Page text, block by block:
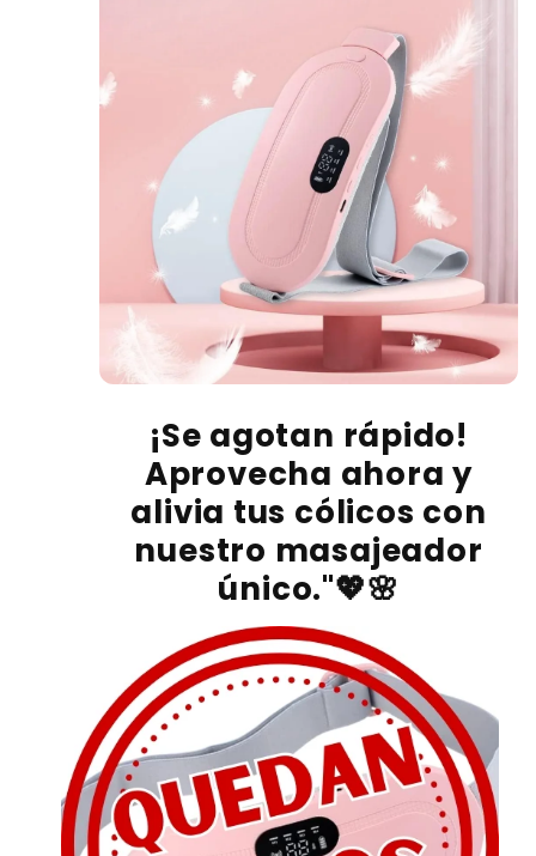
¡Se agotan rápido!
Aprovecha ahora y
alivia tus cólicos con
nuestro masajeador
único."💖🌸